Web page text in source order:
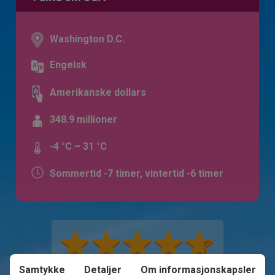
Washington D.C.
Engelsk
Amerikanske dollars
348.9 millioner
-4 °C – 31 °C
Sommertid -7 timer, vintertid -6 timer
Samtykke Detaljer Om informasjonskapsler